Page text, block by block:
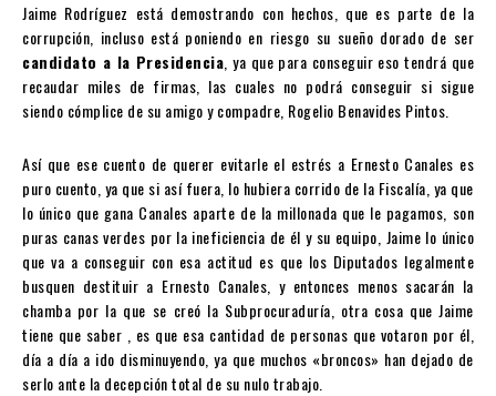
Jaime Rodríguez está demostrando con hechos, que es parte de la
corrupción, incluso está poniendo en riesgo su sueño dorado de ser
candidato a la Presidencia , ya que para conseguir eso tendrá que
recaudar miles de firmas, las cuales no podrá conseguir si sigue
siendo cómplice de su amigo y compadre, Rogelio Benavides Pintos.
Así que ese cuento de querer evitarle el estrés a Ernesto Canales es
puro cuento, ya que si así fuera, lo hubiera corrido de la Fiscalía, ya que
lo único que gana Canales aparte de la millonada que le pagamos, son
puras canas verdes por la ineficiencia de él y su equipo, Jaime lo único
que va a conseguir con esa actitud es que los Diputados legalmente
busquen destituir a Ernesto Canales, y entonces menos sacarán la
chamba por la que se creó la Subprocuraduría, otra cosa que Jaime
tiene que saber , es que esa cantidad de personas que votaron por él,
día a día a ido disminuyendo, ya que muchos «broncos» han dejado de
serlo ante la decepción total de su nulo trabajo.